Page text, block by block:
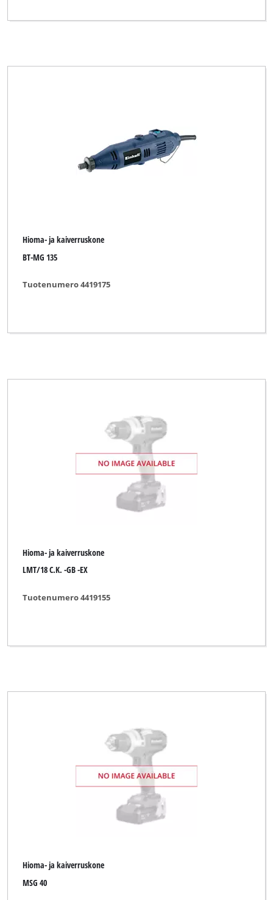
Hioma- ja kaiverruskone
BT-MG 135
Tuotenumero 4419175
Hioma- ja kaiverruskone
LMT/18 C.K. -GB -EX
Tuotenumero 4419155
Hioma- ja kaiverruskone
MSG 40